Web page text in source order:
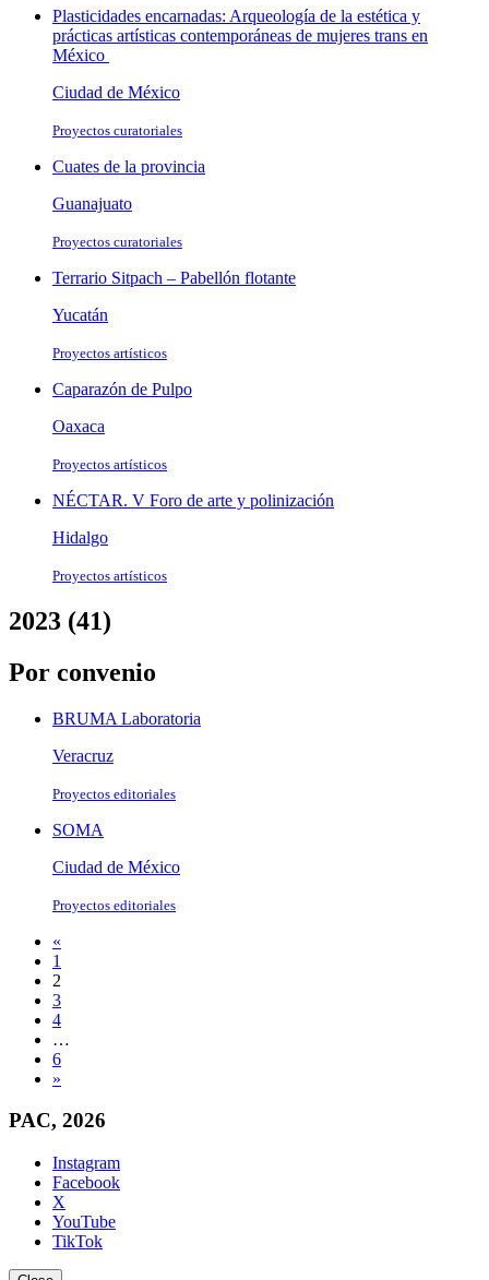
Plasticidades encarnadas: Arqueología de la estética y
prácticas artísticas contemporáneas de mujeres trans en
México
Ciudad de México
Proyectos curatoriales
Cuates de la provincia
Guanajuato
Proyectos curatoriales
Terrario Sitpach – Pabellón flotante
Yucatán
Proyectos artísticos
Caparazón de Pulpo
Oaxaca
Proyectos artísticos
NÉCTAR. V Foro de arte y polinización
Hidalgo
Proyectos artísticos
2023 (41)
Por convenio
BRUMA Laboratoria
Veracruz
Proyectos editoriales
SOMA
Ciudad de México
Proyectos editoriales
«
1
2
3
4
…
6
»
PAC, 2026
Instagram
Facebook
X
YouTube
TikTok